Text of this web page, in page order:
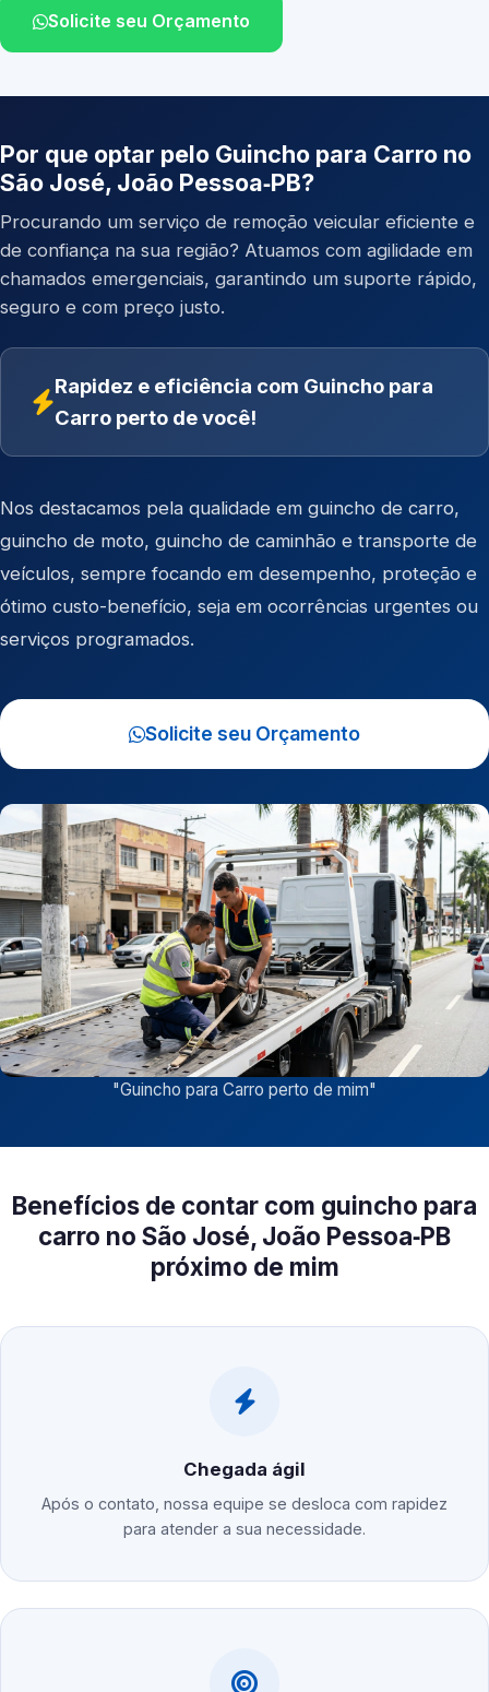
Solicite seu Orçamento
Por que optar pelo Guincho para Carro no
São José, João Pessoa‑PB?
Procurando um serviço de remoção veicular eficiente e
de confiança na sua região? Atuamos com agilidade em
chamados emergenciais, garantindo um suporte rápido,
seguro e com preço justo.
Rapidez e eficiência com Guincho para
Carro perto de você!
Nos destacamos pela qualidade em guincho de carro,
guincho de moto, guincho de caminhão e transporte de
veículos, sempre focando em desempenho, proteção e
ótimo custo-benefício, seja em ocorrências urgentes ou
serviços programados.
Solicite seu Orçamento
"Guincho para Carro perto de mim"
Benefícios de contar com guincho para
carro no São José, João Pessoa‑PB
próximo de mim
Chegada ágil
Após o contato, nossa equipe se desloca com rapidez
para atender a sua necessidade.